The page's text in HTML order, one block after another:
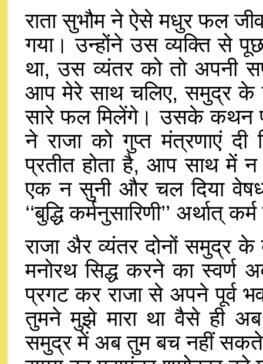
राता सुभौम ने ऐसे मधुर फल
गया। उन्होंने उस व्यक्ति से
था, उस व्यंतर को तो अपनी
आप मेरे साथ चलिए, समुद्र के
सारे फल मिलेंगे। उसके कथन
ने राजा को गुप्त मंत्रणाएं
प्रतीत होता है, आप साथ में न
एक न सुनी और चल दिया
‘‘बुद्धि कर्मनुसारिणी’’
राजा अैर व्यंतर दोनों समुद्र
मनोरथ सिद्ध करने का
प्रगट कर राजा से अपने पूर्व
तुमने मुझे मारा था वैसे ही
समुद्र में अब तुम बच नहीं